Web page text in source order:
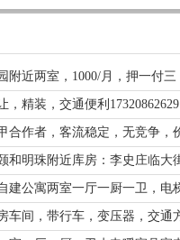
，精装，交通便利17320862629